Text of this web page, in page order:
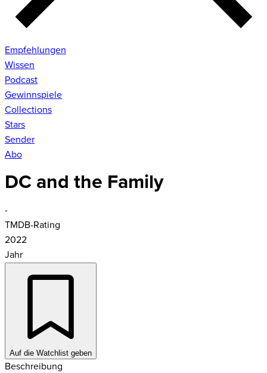
Empfehlungen
Wissen
Podcast
Gewinnspiele
Collections
Stars
Sender
Abo
DC and the Family
-
TMDB-Rating
2022
Jahr
Auf die Watchlist geben
Beschreibung